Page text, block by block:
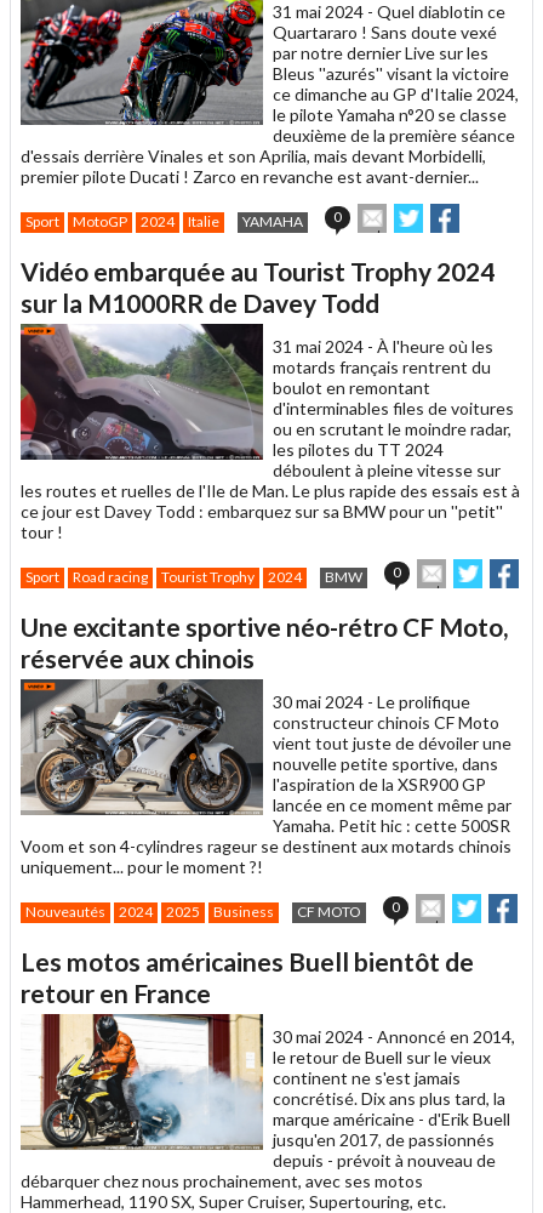
31 mai 2024 - Quel diablotin ce
Quartararo ! Sans doute vexé
par notre dernier Live sur les
Bleus ''azurés'' visant la victoire
ce dimanche au GP d'Italie 2024,
le pilote Yamaha n°20 se classe
deuxième de la première séance
d'essais derrière Vinales et son Aprilia, mais devant Morbidelli,
premier pilote Ducati ! Zarco en revanche est avant-dernier...
Sport MotoGP 2024 Italie YAMAHA 0
Envoyer
cet
un
ami
Partager
sur sur
Vidéo embarquée au Tourist Trophy 2024
sur la M1000RR de Davey Todd
31 mai 2024 - À l'heure où les
motards français rentrent du
boulot en remontant
d'interminables files de voitures
ou en scrutant le moindre radar,
les pilotes du TT 2024
déboulent à pleine vitesse sur
les routes et ruelles de l'Ile de Man. Le plus rapide des essais est à
ce jour est Davey Todd : embarquez sur sa BMW pour un ''petit''
tour !
Sport Road racing Tourist Trophy 2024 BMW 0
Envoyer
cet
à
sur sur
Une excitante sportive néo-rétro CF Moto,
réservée aux chinois
30 mai 2024 - Le prolifique
constructeur chinois CF Moto
vient tout juste de dévoiler une
nouvelle petite sportive, dans
l'aspiration de la XSR900 GP
lancée en ce moment même par
Yamaha. Petit hic : cette 500SR
Voom et son 4-cylindres rageur se destinent aux motards chinois
uniquement... pour le moment ?!
Nouveautés 2024 2025 Business CF MOTO 0
Envoyer
cet
à
sur sur
Les motos américaines Buell bientôt de
retour en France
30 mai 2024 - Annoncé en 2014,
le retour de Buell sur le vieux
continent ne s'est jamais
concrétisé. Dix ans plus tard, la
marque américaine - d'Erik Buell
jusqu'en 2017, de passionnés
depuis - prévoit à nouveau de
débarquer chez nous prochainement, avec ses motos
Hammerhead, 1190 SX, Super Cruiser, Supertouring, etc.